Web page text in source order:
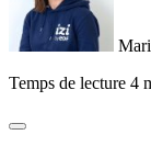
Temps de lecture 4